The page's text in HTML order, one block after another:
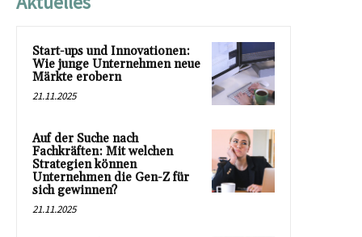
Start-ups und Innovationen:
Wie junge Unternehmen neue
Märkte erobern
21.11.2025
Auf der Suche nach
Fachkräften: Mit welchen
Strategien können
Unternehmen die Gen-Z für
sich gewinnen?
21.11.2025